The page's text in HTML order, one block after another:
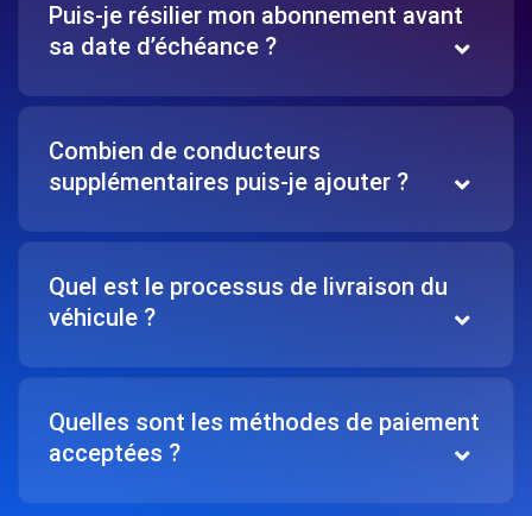
Puis-je résilier mon abonnement avant
sa date d’échéance ?
Combien de conducteurs
supplémentaires puis-je ajouter ?
Quel est le processus de livraison du
véhicule ?
Quelles sont les méthodes de paiement
acceptées ?